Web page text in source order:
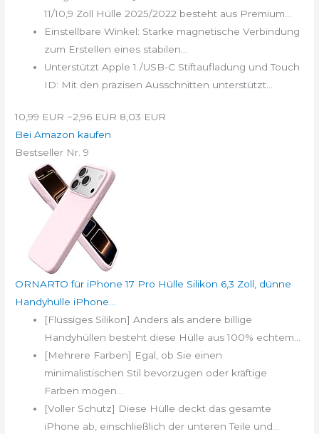
11/10,9 Zoll Hülle 2025/2022 besteht aus Premium...
Einstellbare Winkel: Starke magnetische Verbindung
zum Erstellen eines stabilen...
Unterstützt Apple 1./USB-C Stiftaufladung und Touch
ID: Mit den präzisen Ausschnitten unterstützt...
10,99 EUR −2,96 EUR 8,03 EUR
Bei Amazon kaufen
Bestseller Nr. 9
ORNARTO für iPhone 17 Pro Hülle Silikon 6,3 Zoll, dünne
Handyhülle iPhone...
[Flüssiges Silikon] Anders als andere billige
Handyhüllen besteht diese Hülle aus 100% echtem...
[Mehrere Farben] Egal, ob Sie einen
minimalistischen Stil bevorzugen oder kräftige
Farben mögen...
[Voller Schutz] Diese Hülle deckt das gesamte
iPhone ab, einschließlich der unteren Teile und...